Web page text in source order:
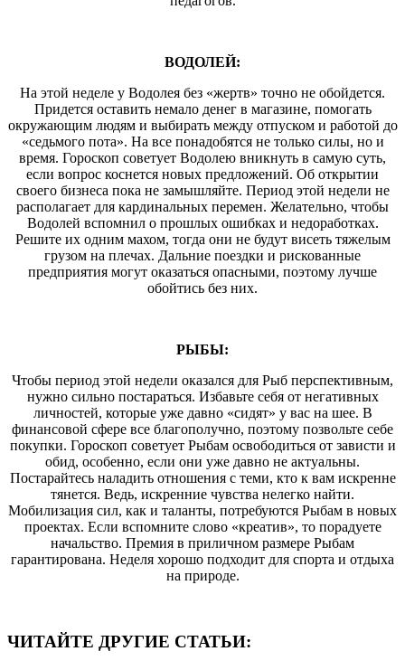
ВОДОЛЕЙ:
На этой неделе у Водолея без «жертв» точно не обойдется.
Придется оставить немало денег в магазине, помогать
окружающим людям и выбирать между отпуском и работой до
«седьмого пота». На все понадобятся не только силы, но и
время. Гороскоп советует Водолею вникнуть в самую суть,
если вопрос коснется новых предложений. Об открытии
своего бизнеса пока не замышляйте. Период этой недели не
располагает для кардинальных перемен. Желательно, чтобы
Водолей вспомнил о прошлых ошибках и недоработках.
Решите их одним махом, тогда они не будут висеть тяжелым
грузом на плечах. Дальние поездки и рискованные
предприятия могут оказаться опасными, поэтому лучше
обойтись без них.
РЫБЫ:
Чтобы период этой недели оказался для Рыб перспективным,
нужно сильно постараться. Избавьте себя от негативных
личностей, которые уже давно «сидят» у вас на шее. В
финансовой сфере все благополучно, поэтому позвольте себе
покупки. Гороскоп советует Рыбам освободиться от зависти и
обид, особенно, если они уже давно не актуальны.
Постарайтесь наладить отношения с теми, кто к вам искренне
тянется. Ведь, искренние чувства нелегко найти.
Мобилизация сил, как и таланты, потребуются Рыбам в новых
проектах. Если вспомните слово «креатив», то порадуете
начальство. Премия в приличном размере Рыбам
гарантирована. Неделя хорошо подходит для спорта и отдыха
на природе.
ЧИТАЙТЕ ДРУГИЕ СТАТЬИ: